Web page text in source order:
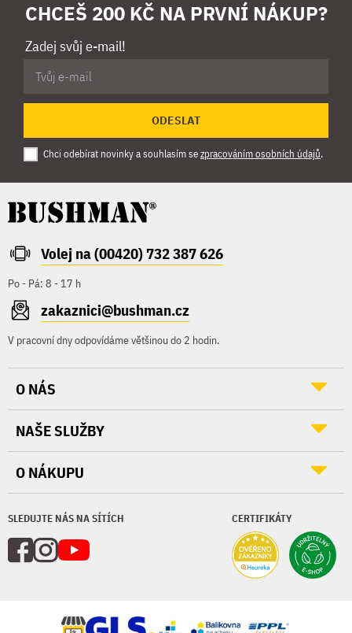
CHCEŠ 200 KČ NA PRVNÍ NÁKUP?
Zadej svůj e-mail!
ODESLAT
Chci odebírat novinky a souhlasím sezpracováním osobních údajů.
Volej na (00420) 732 387 626
Po - Pá: 8 - 17 h
zakaznici@bushman.cz
V pracovní dny odpovídáme většinou do 2 hodin.
SLEDUJTE NÁS NA SÍTÍCH CERTIFIKÁTY
O NÁS
NAŠE SLUŽBY
O NÁKUPU